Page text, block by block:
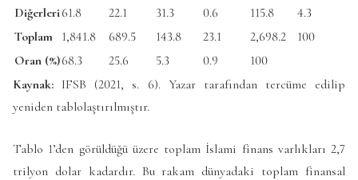
Diğerleri61.8 22.1 31.3 0.6 115.8
4.3
Toplam 1,841.8 689.5 143.8 23.1 2,698.2
100
Oran (%)68.3 25.6 5.3 0.9
100
Kaynak: IFSB (2021, s. 6). Yazar tarafından tercüme edilip
yeniden tablolaştırılmıştır.
Tablo 1’den görüldüğü üzere toplam İslami finans varlıkları 2,7
trilyon dolar kadardır. Bu rakam dünyadaki toplam finansal